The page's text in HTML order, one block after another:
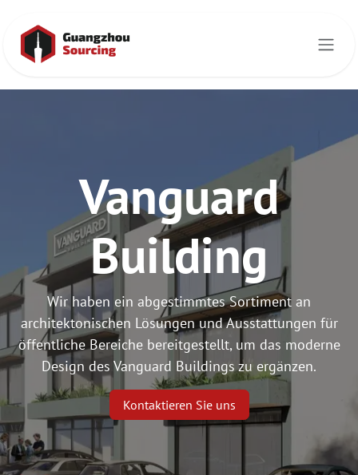
Vanguard
Building
Wir haben ein abgestimmtes Sortiment an
architektonischen Lösungen und Ausstattungen für
öffentliche Bereiche bereitgestellt, um das moderne
Design des Vanguard Buildings zu ergänzen.
Kontaktieren Sie uns